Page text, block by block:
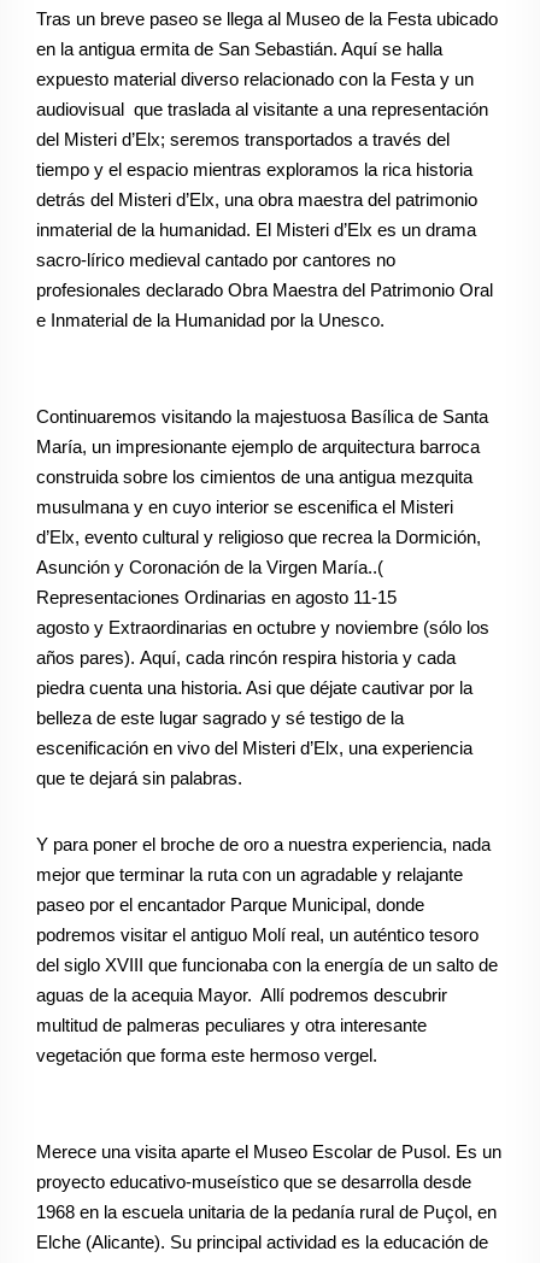
Tras un breve paseo se llega al Museo de la Festa ubicado
en la antigua ermita de San Sebastián. Aquí se halla
expuesto material diverso relacionado con la Festa y un
audiovisual que traslada al visitante a una representación
del Misteri d’Elx; seremos transportados a través del
tiempo y el espacio mientras exploramos la rica historia
detrás del Misteri d’Elx, una obra maestra del patrimonio
inmaterial de la humanidad. El Misteri d’Elx es un drama
sacro-lírico medieval cantado por cantores no
profesionales declarado Obra Maestra del Patrimonio Oral
e Inmaterial de la Humanidad por la Unesco.
Continuaremos visitando la majestuosa Basílica de Santa
María, un impresionante ejemplo de arquitectura barroca
construida sobre los cimientos de una antigua mezquita
musulmana y en cuyo interior se escenifica el Misteri
d’Elx, evento cultural y religioso que recrea la Dormición,
Asunción y Coronación de la Virgen María..(
Representaciones Ordinarias en agosto 11-15
agosto y Extraordinarias en octubre y noviembre (sólo los
años pares). Aquí, cada rincón respira historia y cada
piedra cuenta una historia. Asi que déjate cautivar por la
belleza de este lugar sagrado y sé testigo de la
escenificación en vivo del Misteri d’Elx, una experiencia
que te dejará sin palabras.
Y para poner el broche de oro a nuestra experiencia, nada
mejor que terminar la ruta con un agradable y relajante
paseo por el encantador Parque Municipal, donde
podremos visitar el antiguo Molí real, un auténtico tesoro
del siglo XVIII que funcionaba con la energía de un salto de
aguas de la acequia Mayor. Allí podremos descubrir
multitud de palmeras peculiares y otra interesante
vegetación que forma este hermoso vergel.
Merece una visita aparte el Museo Escolar de Pusol. Es un
proyecto educativo-museístico que se desarrolla desde
1968 en la escuela unitaria de la pedanía rural de Puçol, en
Elche (Alicante). Su principal actividad es la educación de